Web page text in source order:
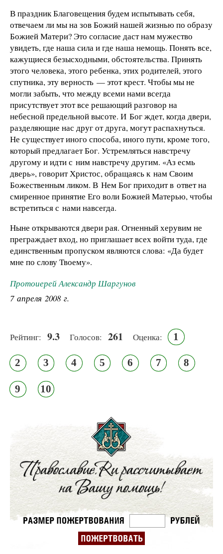
В праздник Благовещения будем испытывать себя,
отвечаем ли мы на зов Божий нашей жизнью по образу
Божией Матери? Это согласие даст нам мужество
увидеть, где наша сила и где наша немощь. Понять все,
кажущиеся безысходными, обстоятельства. Принять
этого человека, этого ребенка, этих родителей, этого
спутника, эту верность — этот крест. Чтобы мы не
могли забыть, что между всеми нами всегда
присутствует этот все решающий разговор на
небесной предельной высоте. И Бог ждет, когда двери,
разделяющие нас друг от друга, могут распахнуться.
Не существует иного способа, иного пути, кроме того,
который предлагает Бог. Устремляться навстречу
другому и идти с ним навстречу другим. «Аз есмь
дверь», говорит Христос, обращаясь к нам Своим
Божественным ликом. В Нем Бог приходит в ответ на
смиренное принятие Его воли Божией Матерью, чтобы
встретиться с нами навсегда.
Ныне открываются двери рая. Огненный херувим не
преграждает вход, но приглашает всех войти туда, где
единственным пропуском являются слова: «Да будет
мне по слову Твоему».
Протоиерей Александр Шаргунов
7 апреля 2008 г.
Рейтинг: 9.3 Голосов: 261 Оценка: 1
2 3 4 5 6 7 8
9 10